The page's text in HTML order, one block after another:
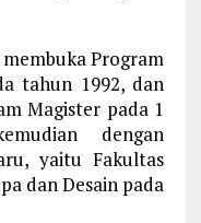
Program
tahun 1992, dan
Magister pada 1
dengan
yaitu Fakultas
dan Desain pada